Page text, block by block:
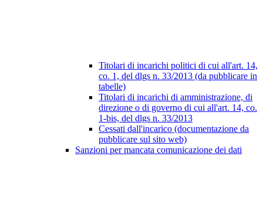
Titolari di incarichi politici di cui all'art. 14,
co. 1, del dlgs n. 33/2013 (da pubblicare in
tabelle)
Titolari di incarichi di amministrazione, di
direzione o di governo di cui all'art. 14, co.
1-bis, del dlgs n. 33/2013
Cessati dall'incarico (documentazione da
pubblicare sul sito web)
Sanzioni per mancata comunicazione dei dati